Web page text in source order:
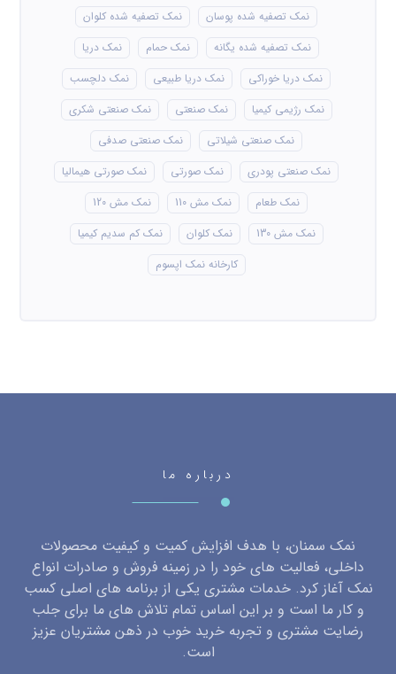
نمک تصفیه شده پوسان
نمک تصفیه شده کلوان
نمک تصفیه شده یگانه
نمک حمام
نمک دریا
نمک دریا خوراکی
نمک دریا طبیعی
نمک دلچسب
نمک رژیمی کیمیا
نمک صنعتی
نمک صنعتی شکری
نمک صنعتی شیلاتی
نمک صنعتی صدفی
نمک صنعتی پودری
نمک صورتی
نمک صورتی هیمالیا
نمک طعام
نمک مش 110
نمک مش 120
نمک مش 130
نمک کلوان
نمک کم سدیم کیمیا
کارخانه نمک اپسوم
درباره ما
نمک سمنان، با هدف افزایش کمیت و کیفیت محصولات
داخلی، فعالیت های خود را در زمینه فروش و صادرات انواع
نمک آغاز کرد. خدمات مشتری یکی از برنامه های اصلی کسب
و کار ما است و بر این اساس تمام تلاش های ما برای جلب
رضایت مشتری و تجربه خرید خوب در ذهن مشتریان عزیز
است.